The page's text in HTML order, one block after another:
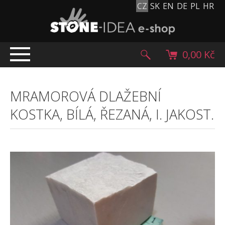
CZ SK EN DE PL HR
TOP NABÍDKA
PRODUKTY
Mlatové povrchy
Historické dlažební kostky
Lávové kameny
Kamenný koberec
Kamenné dlažby a obklady
0,00 Kč
MRAMOROVÁ DLAŽEBNÍ
KOSTKA, BÍLÁ, ŘEZANÁ, I. JAKOST.